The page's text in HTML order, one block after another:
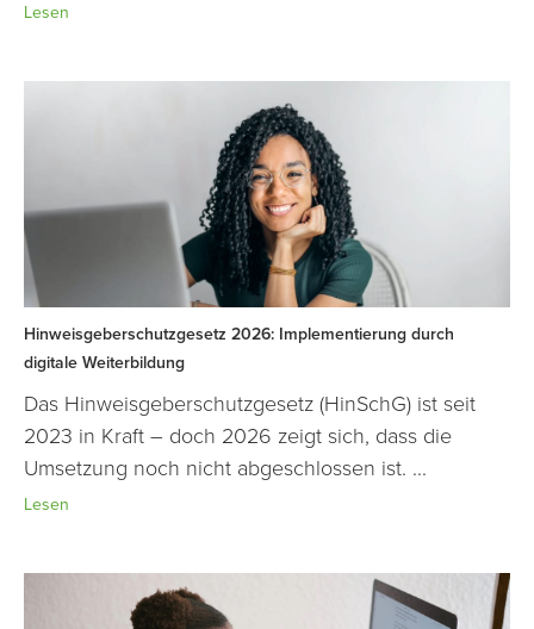
Lesen
Hinweisgeberschutzgesetz 2026: Implementierung durch
digitale Weiterbildung
Das Hinweisgeberschutzgesetz (HinSchG) ist seit
2023 in Kraft – doch 2026 zeigt sich, dass die
Umsetzung noch nicht abgeschlossen ist. ...
Lesen